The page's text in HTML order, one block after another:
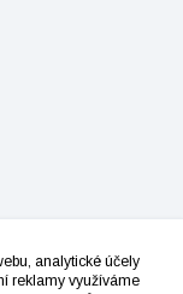
analytické účely
reklamy využíváme